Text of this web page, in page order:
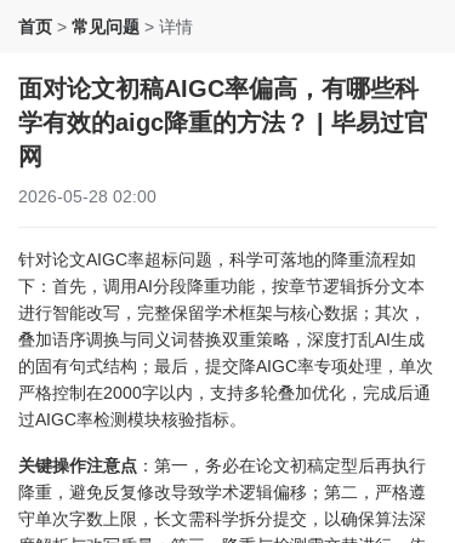
首页 > 常见问题 > 详情
面对论文初稿AIGC率偏高，有哪些科
学有效的aigc降重的方法？ | 毕易过官
网
2026-05-28 02:00
针对论文AIGC率超标问题，科学可落地的降重流程如
下：首先，调用AI分段降重功能，按章节逻辑拆分文本
进行智能改写，完整保留学术框架与核心数据；其次，
叠加语序调换与同义词替换双重策略，深度打乱AI生成
的固有句式结构；最后，提交降AIGC率专项处理，单次
严格控制在2000字以内，支持多轮叠加优化，完成后通
过AIGC率检测模块核验指标。
关键操作注意点 ：第一，务必在论文初稿定型后再执行
降重，避免反复修改导致学术逻辑偏移；第二，严格遵
守单次字数上限，长文需科学拆分提交，以确保算法深